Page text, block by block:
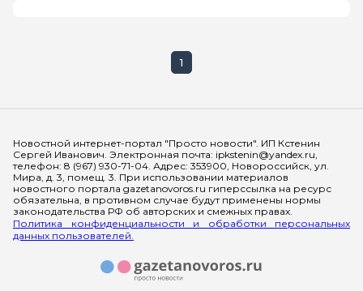
1
Новостной интернет-портал "Просто новости". ИП Кстенин
Сергей Иванович. Электронная почта: ipkstenin@yandex.ru,
телефон: 8 (967) 930-71-04. Адрес: 353900, Новороссийск, ул.
Мира, д. 3, помещ. 3. При использовании материалов
новостного портала gazetanovoros.ru гиперссылка на ресурс
обязательна, в противном случае будут применены нормы
законодательства РФ об авторских и смежных правах.
Политика конфиденциальности и обработки персональных
данных пользователей.